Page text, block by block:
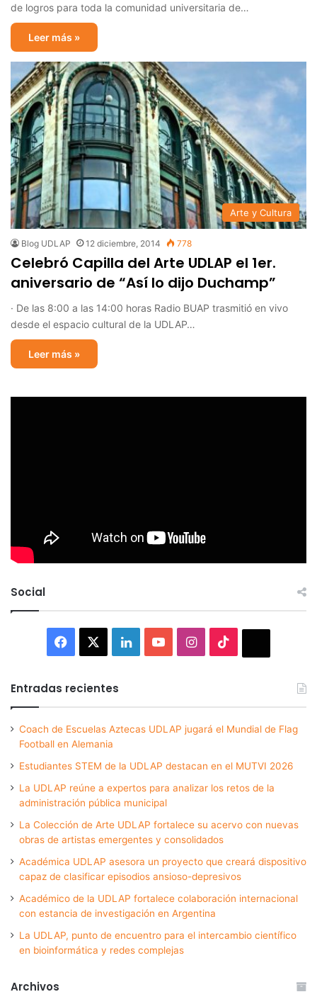
de logros para toda la comunidad universitaria de…
Leer más »
Arte y Cultura
Blog UDLAP 12 diciembre, 2014 778
Celebró Capilla del Arte UDLAP el 1er.
aniversario de “Así lo dijo Duchamp”
· De las 8:00 a las 14:00 horas Radio BUAP trasmitió en vivo
desde el espacio cultural de la UDLAP…
Leer más »
Social
Facebook LinkedInYouTubeInstagram
Entradas recientes
Coach de Escuelas Aztecas UDLAP jugará el Mundial de Flag
Football en Alemania
Estudiantes STEM de la UDLAP destacan en el MUTVI 2026
La UDLAP reúne a expertos para analizar los retos de la
administración pública municipal
La Colección de Arte UDLAP fortalece su acervo con nuevas
obras de artistas emergentes y consolidados
Académica UDLAP asesora un proyecto que creará dispositivo
capaz de clasificar episodios ansioso-depresivos
Académico de la UDLAP fortalece colaboración internacional
con estancia de investigación en Argentina
La UDLAP, punto de encuentro para el intercambio científico
en bioinformática y redes complejas
Archivos